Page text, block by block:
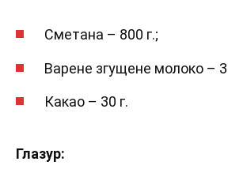
Сметана – 800 г.;
Варене згущене молоко –
Какао – 30 г.
Глазур: